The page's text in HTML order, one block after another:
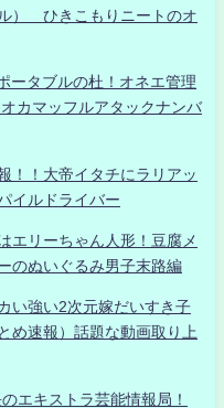
） ひきこもりニートのオ
ータブルの杜！オネエ管理
カマッフルアタックナンバ
！！大帝イタチにラリアッ
イルドライバー
リーちゃん人形！豆腐メ
のぬいぐるみ男子末路編
い強い2次元嫁だいすき子
め速報）話題な動画取り上
エキストラ芸能情報局！